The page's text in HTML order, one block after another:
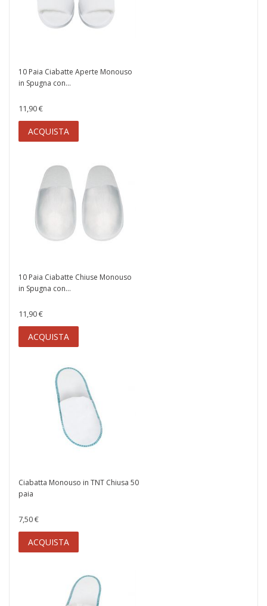
10 Paia Ciabatte Aperte Monouso
in Spugna con...
11,90 €
ACQUISTA
10 Paia Ciabatte Chiuse Monouso
in Spugna con...
11,90 €
ACQUISTA
Ciabatta Monouso in TNT Chiusa 50
paia
7,50 €
ACQUISTA